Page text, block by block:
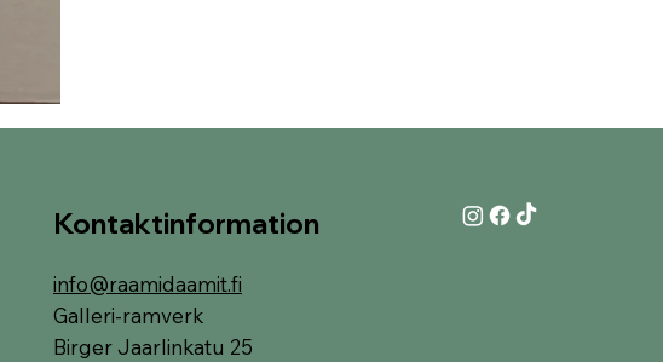
Kontaktinformation
info@raamidaamit.fi
Galleri-ramverk
Birger Jaarlinkatu 25